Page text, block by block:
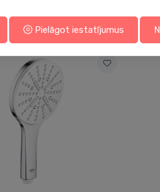
Jums varētu
Pielāgot iestatījumus